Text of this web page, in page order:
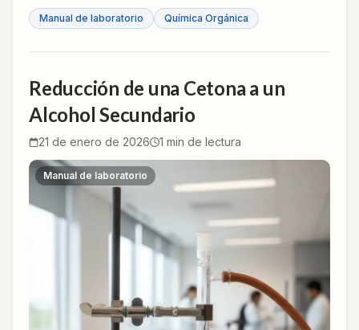
Manual de laboratorio Química Orgánica
Reducción de una Cetona a un
Alcohol Secundario
21 de enero de 2026 1 min de lectura
Manual de laboratorio